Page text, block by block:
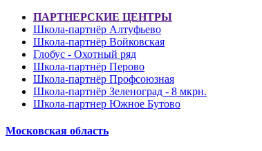
ПАРТНЕРСКИЕ ЦЕНТРЫ
Школа-партнёр Алтуфьево
Школа-партнёр Войковская
Глобус - Охотный ряд
Школа-партнёр Перово
Школа-партнёр Профсоюзная
Школа-партнёр Зеленоград - 8 мкрн.
Школа-партнер Южное Бутово
Московская область